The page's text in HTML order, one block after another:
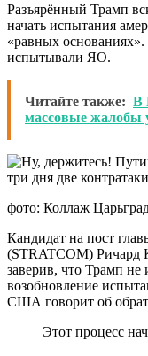
Разъярённый Трамп
начать испытания
«равных
испытывали ЯО.
Читайте также: В
массовые жалобы
фото: Коллаж
Кандидат на пост
(STRATCOM) Ричард
заверив, что Трамп
возобновление
США говорит об
Этот процесс